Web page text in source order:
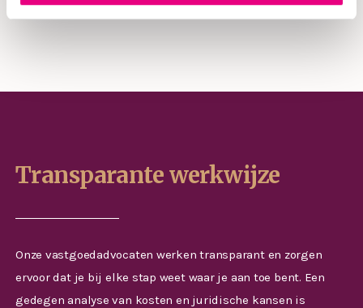
Transparante werkwijze
Onze vastgoedadvocaten werken transparant en zorgen
ervoor dat je bij elke stap weet waar je aan toe bent. Een
gedegen analyse van kosten en juridische kansen is